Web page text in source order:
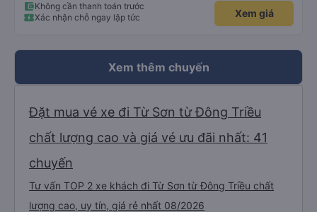
Không cần thanh toán trước
Xác nhận chỗ ngay lập tức
Xem giá
Xem thêm chuyến
Đặt mua vé xe đi Từ Sơn từ Đông Triều
chất lượng cao và giá vé ưu đãi nhất: 41
chuyến
Tư vấn TOP 2 xe khách đi Từ Sơn từ Đông Triều chất
lượng cao, uy tín, giá rẻ nhất 08/2026